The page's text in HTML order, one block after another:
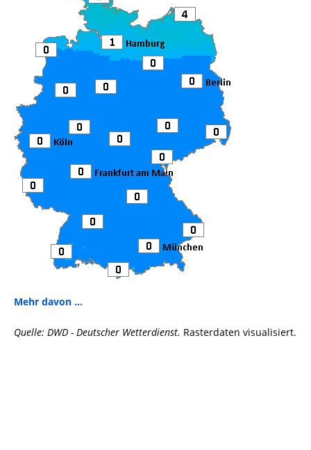
Mehr davon ...
Quelle: DWD - Deutscher Wetterdienst. Rasterdaten visualisiert.